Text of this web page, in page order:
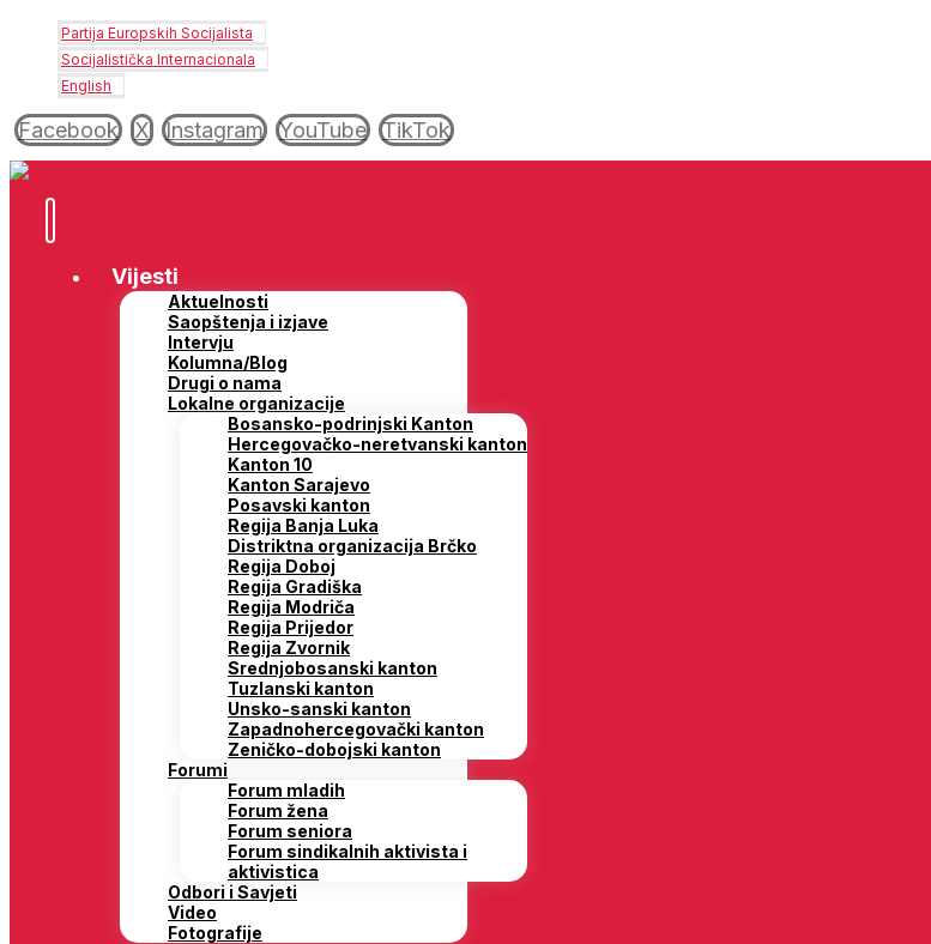
Partija Europskih Socijalista
Socijalistička Internacionala
English
Facebook X Instagram YouTube TikTok
Vijesti
Aktuelnosti
Saopštenja i izjave
Intervju
Kolumna/Blog
Drugi o nama
Lokalne organizacije
Bosansko-podrinjski Kanton
Hercegovačko-neretvanski kanton
Kanton 10
Kanton Sarajevo
Posavski kanton
Regija Banja Luka
Distriktna organizacija Brčko
Regija Doboj
Regija Gradiška
Regija Modriča
Regija Prijedor
Regija Zvornik
Srednjobosanski kanton
Tuzlanski kanton
Unsko-sanski kanton
Zapadnohercegovački kanton
Zeničko-dobojski kanton
Forumi
Forum mladih
Forum žena
Forum seniora
Forum sindikalnih aktivista i
aktivistica
Odbori i Savjeti
Video
Fotografije